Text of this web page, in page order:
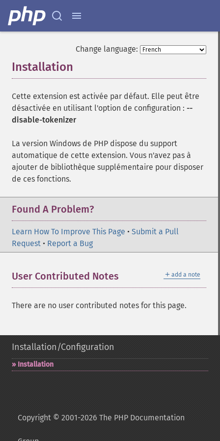
Change language:
Installation
Cette extension est activée par défaut. Elle peut être
désactivée en utilisant l'option de configuration : --
disable-tokenizer
La version Windows de PHP dispose du support
automatique de cette extension. Vous n'avez pas à
ajouter de bibliothèque supplémentaire pour disposer
de ces fonctions.
Found A Problem?
Learn How To Improve This Page • Submit a Pull
Request • Report a Bug
＋ add a note
User Contributed Notes
There are no user contributed notes for this page.
Installation/Configuration
Installation
Copyright © 2001-2026 The PHP Documentation